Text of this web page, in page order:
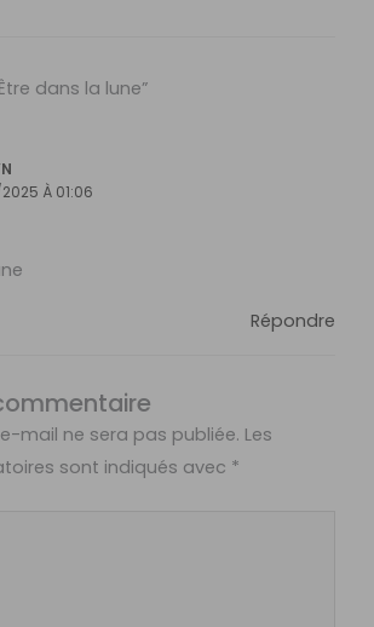
dans la lune”
À 01:06
Répondre
mail ne sera pas publiée. Les
sont indiqués avec *